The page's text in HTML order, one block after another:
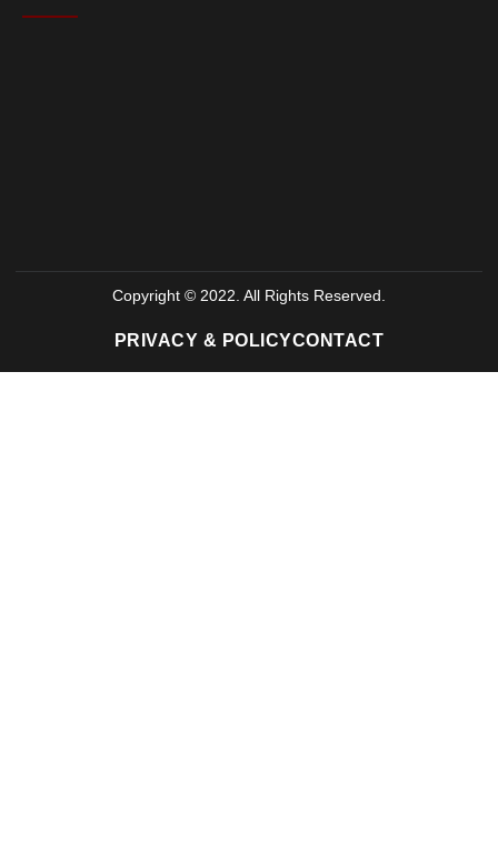
Copyright © 2022. All Rights Reserved.
PRIVACY & POLICYCONTACT